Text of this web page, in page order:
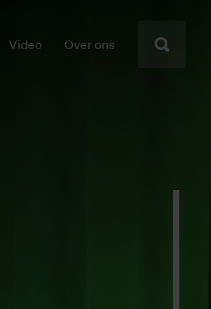
Video Over ons